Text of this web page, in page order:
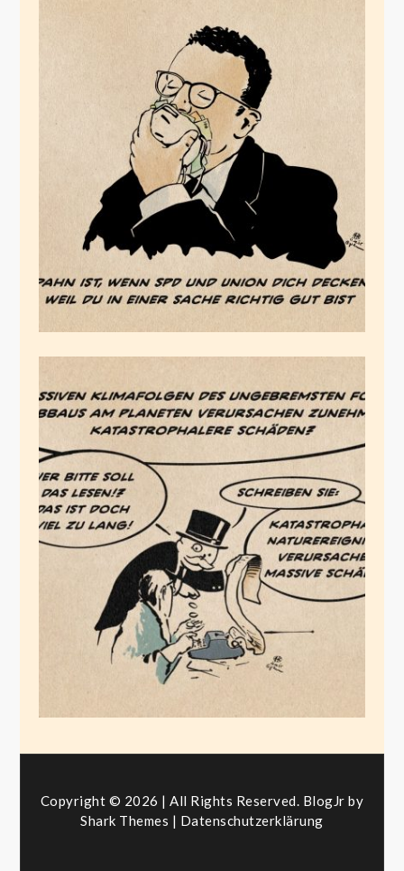
Das Warken der
Regierung
Juni 11, 2025
Corporate Media
Juni 2, 2025
Copyright © 2026 | All Rights Reserved. BlogJr by
Shark Themes | Datenschutzerklärung